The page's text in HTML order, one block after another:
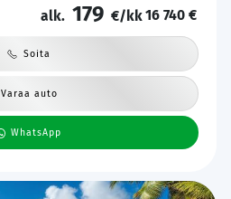
alk. 179 €/kk16 740 €
Soita
Varaa auto
WhatsApp